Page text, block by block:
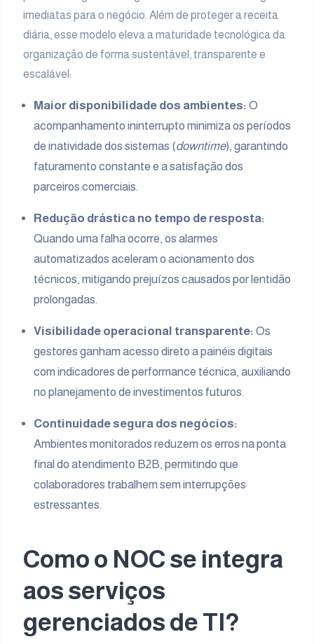
imediatas para o negócio. Além de proteger a receita
diária, esse modelo eleva a maturidade tecnológica da
organização de forma sustentável, transparente e
escalável:
Maior disponibilidade dos ambientes: O
acompanhamento ininterrupto minimiza os períodos
de inatividade dos sistemas (downtime), garantindo
faturamento constante e a satisfação dos
parceiros comerciais.
Redução drástica no tempo de resposta:
Quando uma falha ocorre, os alarmes
automatizados aceleram o acionamento dos
técnicos, mitigando prejuízos causados por lentidão
prolongadas.
Visibilidade operacional transparente: Os
gestores ganham acesso direto a painéis digitais
com indicadores de performance técnica, auxiliando
no planejamento de investimentos futuros.
Continuidade segura dos negócios:
Ambientes monitorados reduzem os erros na ponta
final do atendimento B2B, permitindo que
colaboradores trabalhem sem interrupções
estressantes.
Como o NOC se integra
aos serviços
gerenciados de TI?